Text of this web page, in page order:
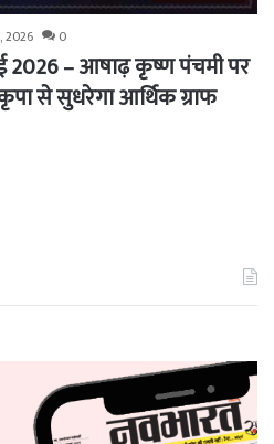
2026 0
– आषाढ़ कृष्ण पंचमी पर
से सुधरेगा आर्थिक ग्राफ